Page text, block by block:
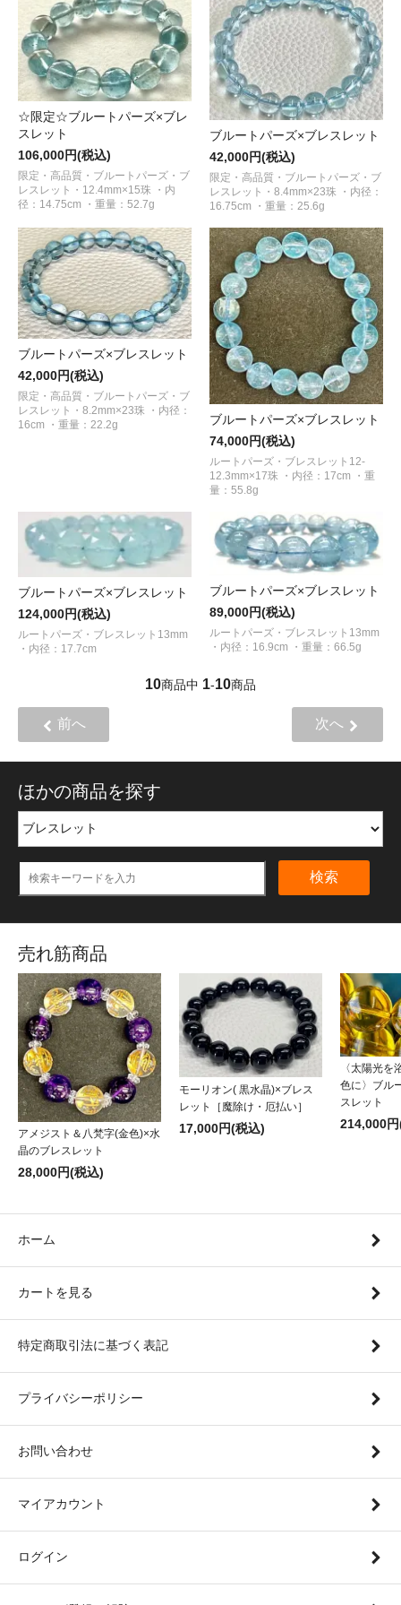
☆限定☆ブルートパーズ×ブレ
スレット
106,000円(税込)
限定・高品質・ブルートパーズ・ブ
レスレット・12.4mm×15珠 ・内
径：14.75cm ・重量：52.7g
ブルートパーズ×ブレスレット
42,000円(税込)
限定・高品質・ブルートパーズ・ブ
レスレット・8.4mm×23珠 ・内径：
16.75cm ・重量：25.6g
ブルートパーズ×ブレスレット
42,000円(税込)
限定・高品質・ブルートパーズ・ブ
レスレット・8.2mm×23珠 ・内径：
16cm ・重量：22.2g
ブルートパーズ×ブレスレット
74,000円(税込)
ルートパーズ・ブレスレット12-
12.3mm×17珠 ・内径：17cm ・重
量：55.8g
ブルートパーズ×ブレスレット
124,000円(税込)
ルートパーズ・ブレスレット13mm
・内径：17.7cm
ブルートパーズ×ブレスレット
89,000円(税込)
ルートパーズ・ブレスレット13mm
・内径：16.9cm ・重量：66.5g
10商品中 1-10商品
前へ 次へ
ほかの商品を探す
検索
売れ筋商品
アメジスト＆八梵字(金色)×水
晶のブレスレット
28,000円(税込)
モーリオン( 黒水晶)×ブレス
レット［魔除け・厄払い］
17,000円(税込)
〈太陽光を
色に〉ブル
スレット
214,000
ホーム
カートを見る
特定商取引法に基づく表記
プライバシーポリシー
お問い合わせ
マイアカウント
ログイン